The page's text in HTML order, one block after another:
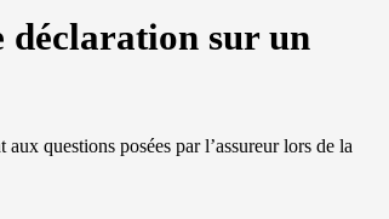
déclaration sur un
questions posées par l’assureur lors de la